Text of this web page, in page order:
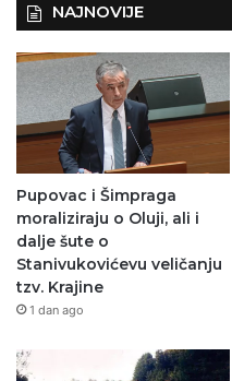
NAJNOVIJE
Pupovac i Šimpraga
moraliziraju o Oluji, ali i
dalje šute o
Stanivukovićevu veličanju
tzv. Krajine
1 dan ago